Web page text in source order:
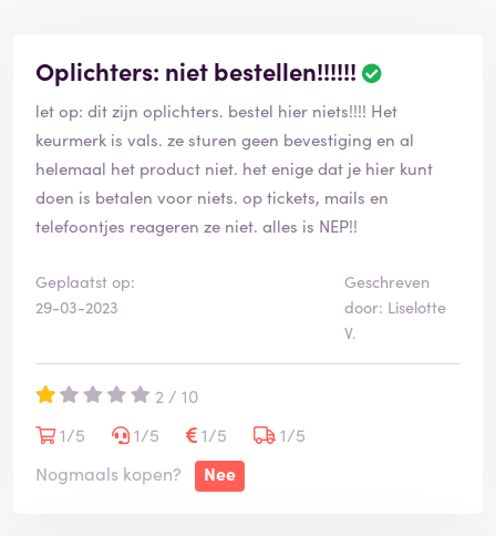
Oplichters: niet bestellen!!!!!!
let op: dit zijn oplichters. bestel hier niets!!!! Het
keurmerk is vals. ze sturen geen bevestiging en al
helemaal het product niet. het enige dat je hier kunt
doen is betalen voor niets. op tickets, mails en
telefoontjes reageren ze niet. alles is NEP!!
Geplaatst op:
29-03-2023
Geschreven
door: Liselotte
V.
2 / 10
1/5
1/5 1/5
1/5
Nogmaals kopen?
Nee